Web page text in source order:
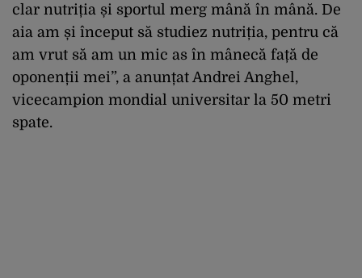
clar nutriția și sportul merg mână în mână. De
aia am și început să studiez nutriția, pentru că
am vrut să am un mic as în mânecă față de
oponenții mei”, a anunțat Andrei Anghel,
vicecampion mondial universitar la 50 metri
spate.